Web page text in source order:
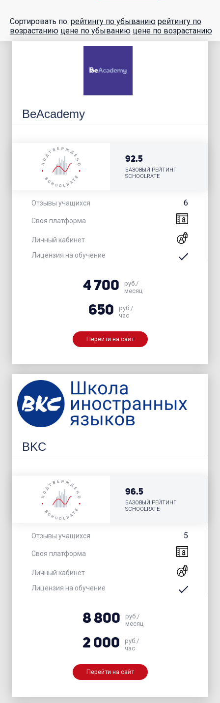
Сортировать по: рейтингу по убыванию рейтингу по
возрастанию цене по убыванию цене по возрастанию
BeAcademy
Отзывы учащихся 6
Своя платформа
Личный кабинет
Лицензия на обучение
92.5
БАЗОВЫЙ РЕЙТИНГ
SCHOOLRATE
4 700
руб./
месяц
650
руб./
час
Перейти на сайт
BKC
Отзывы учащихся 5
Своя платформа
Личный кабинет
Лицензия на обучение
96.5
БАЗОВЫЙ РЕЙТИНГ
SCHOOLRATE
8 800
руб./
месяц
2 000
руб./
час
Перейти на сайт